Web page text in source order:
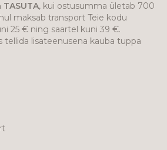
TASUTA, kui ostusumma ületab 700
maksab transport Teie kodu
25 € ning saartel kuni 39 €.
tellida lisateenusena kauba tuppa